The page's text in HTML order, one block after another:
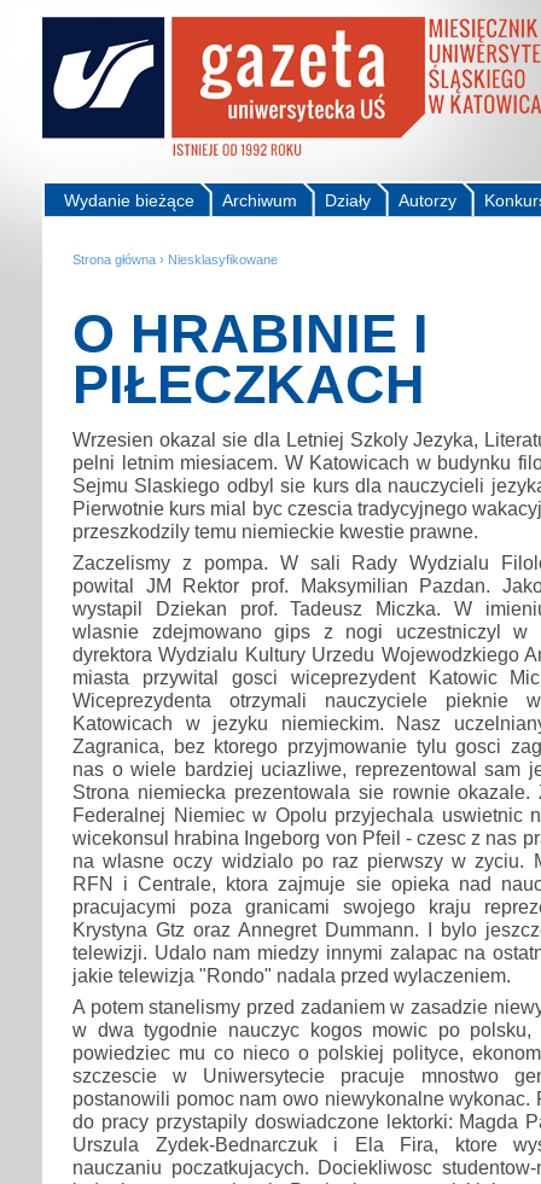
Autorzy
Działy
Archiwum
Wydanie bieżące
Strona główna › Niesklasyfikowane
O HRABINIE I
PIŁECZKACH
Wrzesien okazal sie dla Letniej Szkoly Jezyka,
pelni letnim miesiacem. W Katowicach w budynku
Sejmu Slaskiego odbyl sie kurs dla nauczycieli
Pierwotnie kurs mial byc czescia tradycyjnego
przeszkodzily temu niemieckie kwestie prawne.
Zaczelismy z pompa. W sali Rady Wydzialu
powital JM Rektor prof. Maksymilian Pazdan.
wystapil Dziekan prof. Tadeusz Miczka. W
wlasnie zdejmowano gips z nogi uczestniczyl w
dyrektora Wydzialu Kultury Urzedu Wojewodzkiego
miasta przywital gosci wiceprezydent Katowic
Wiceprezydenta otrzymali nauczyciele pieknie
Katowicach w jezyku niemieckim. Nasz
Zagranica, bez ktorego przyjmowanie tylu gosci
nas o wiele bardziej uciazliwe, reprezentowal sam
Strona niemiecka prezentowala sie rownie
Federalnej Niemiec w Opolu przyjechala uswietnic
wicekonsul hrabina Ingeborg von Pfeil - czesc z nas
na wlasne oczy widzialo po raz pierwszy w zyciu.
RFN i Centrale, ktora zajmuje sie opieka nad
pracujacymi poza granicami swojego kraju
Krystyna Gtz oraz Annegret Dummann. I bylo
telewizji. Udalo nam miedzy innymi zalapac na
jakie telewizja "Rondo" nadala przed wylaczeniem.
A potem stanelismy przed zadaniem w zasadzie
w dwa tygodnie nauczyc kogos mowic po
powiedziec mu co nieco o polskiej polityce,
szczescie w Uniwersytecie pracuje mnostwo
postanowili pomoc nam owo niewykonalne wykonac.
do pracy przystapily doswiadczone lektorki: Magda
Urszula Zydek-Bednarczuk i Ela Fira, ktore
nauczaniu poczatkujacych. Dociekliwosc